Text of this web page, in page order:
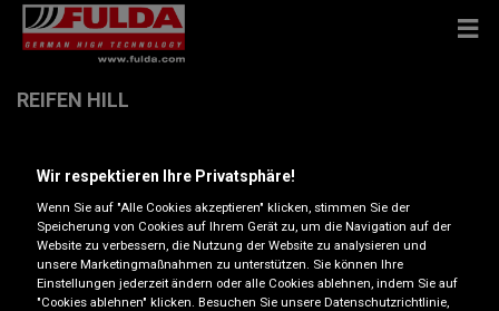
REIFEN HILL
Schultenhofstr. 40 , 45475 MÜLHEIM
Anfahrtsbeschreibung
Telefonnummer anzeigen
Wir respektieren Ihre Privatsphäre!
Wenn Sie auf "Alle Cookies akzeptieren" klicken, stimmen Sie der
Speicherung von Cookies auf Ihrem Gerät zu, um die Navigation auf der
Website zu verbessern, die Nutzung der Website zu analysieren und
unsere Marketingmaßnahmen zu unterstützen. Sie können Ihre
Einstellungen jederzeit ändern oder alle Cookies ablehnen, indem Sie auf
"Cookies ablehnen" klicken. Besuchen Sie unsere Datenschutzrichtlinie,